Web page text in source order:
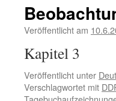
Veröffentlicht am
Kapitel 3
Veröffentlicht unter
Verschlagwortet mit